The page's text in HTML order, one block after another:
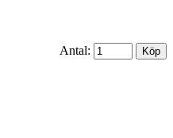
Antal: